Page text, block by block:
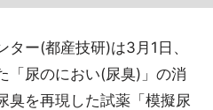
ー(都産技研)は3月1日、
「尿のにおい(尿臭)」の消
臭を再現した試薬「模擬尿